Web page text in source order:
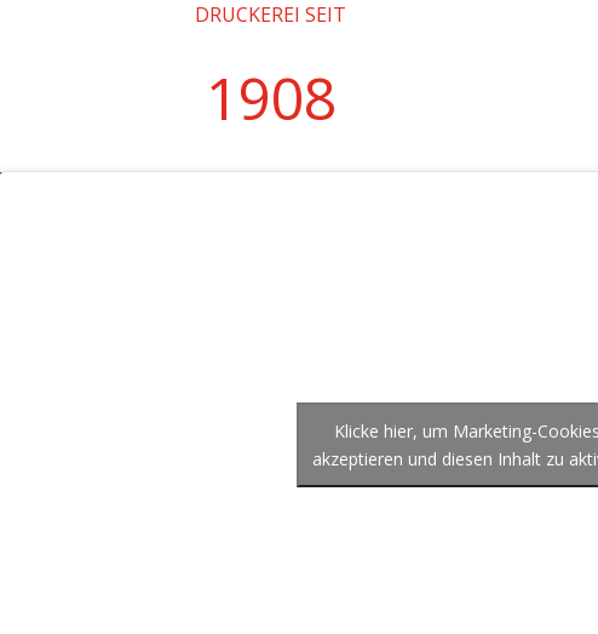
DRUCKEREI SEIT
1908
Klicke hier, um Marketing-
akzeptieren und diesen Inhalt zu